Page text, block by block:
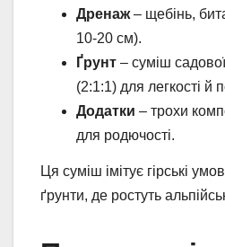
Дренаж– щебінь,
10-20 см).
Ґрунт – суміш
(2:1:1) для легкості й
Додатки – трохи
для родючості.
Ця суміш імітує гірські
ґрунти, де ростуть